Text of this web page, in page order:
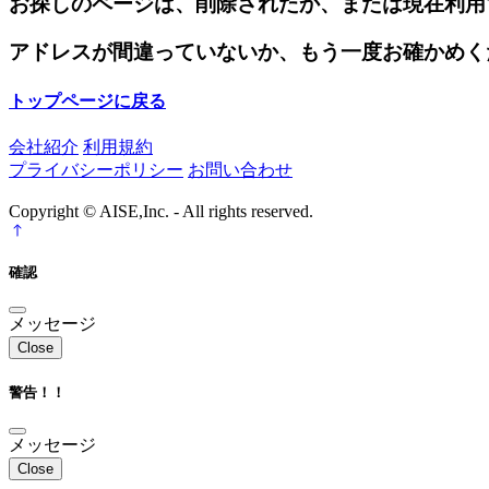
アドレスが間違っていないか、もう一度お確かめ
トップページに戻る
会社紹介 利用規約
プライバシーポリシー お問い合わせ
Copyright © AISE,Inc. - All rights reserved.
確認
メッセージ
Close
警告！！
メッセージ
Close